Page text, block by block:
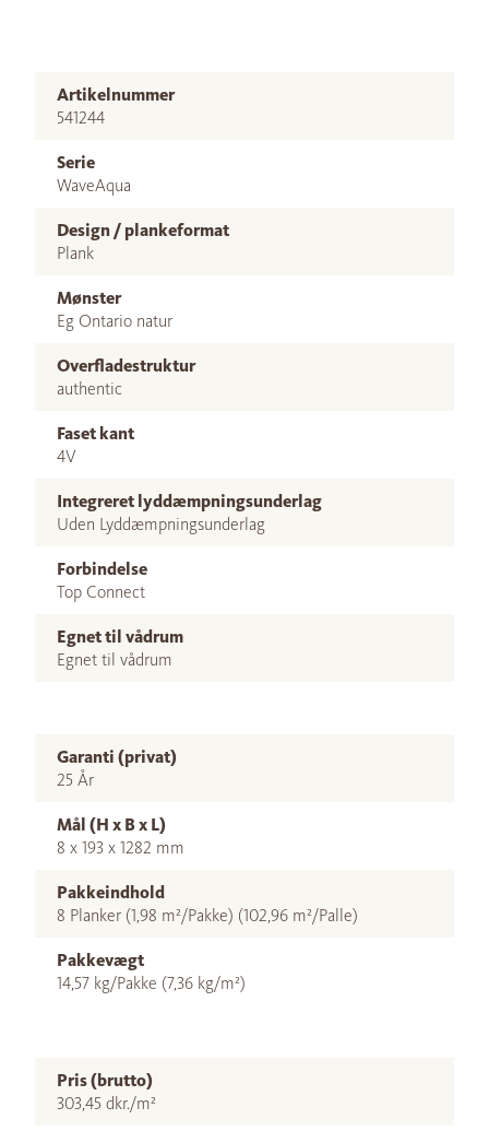
Artikelnummer
541244
Serie
WaveAqua
Design / plankeformat
Plank
Mønster
Eg Ontario natur
Overfladestruktur
authentic
Faset kant
4V
Integreret lyddæmpningsunderlag
Uden Lyddæmpningsunderlag
Forbindelse
Top Connect
Egnet til vådrum
Egnet til vådrum
Garanti (privat)
25 År
Mål (H x B x L)
8 x 193 x 1282 mm
Pakkeindhold
8 Planker (1,98 m²/Pakke) (102,96 m²/Palle)
Pakkevægt
14,57 kg/Pakke (7,36 kg/m²)
Pris (brutto)
303,45 dkr./m²